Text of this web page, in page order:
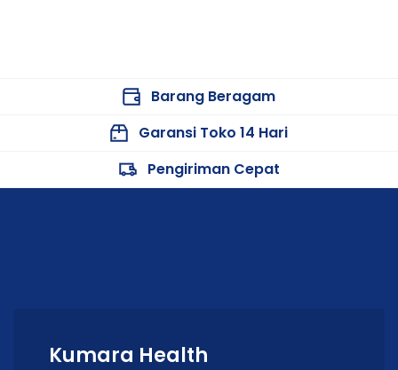
Barang Beragam
Garansi Toko 14 Hari
Pengiriman Cepat
Kumara Health